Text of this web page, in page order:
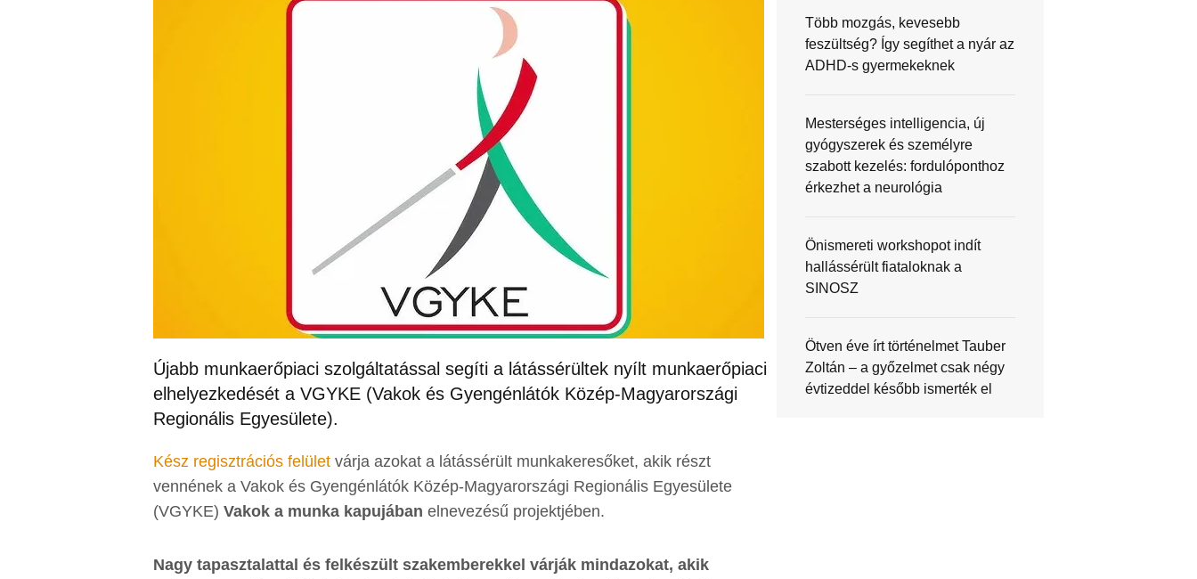
Újabb munkaerőpiaci szolgáltatással segíti a látássérültek nyílt munkaerőpiaci
elhelyezkedését a VGYKE (Vakok és Gyengénlátók Közép-Magyarországi
Regionális Egyesülete).
Kész regisztrációs felület várja azokat a látássérült munkakeresőket, akik részt
vennének a Vakok és Gyengénlátók Közép-Magyarországi Regionális Egyesülete
(VGYKE) Vakok a munka kapujában elnevezésű projektjében.
Nagy tapasztalattal és felkészült szakemberekkel várják mindazokat, akik
Több mozgás, kevesebb
feszültség? Így segíthet a nyár az
ADHD-s gyermekeknek
Mesterséges intelligencia, új
gyógyszerek és személyre
szabott kezelés: fordulóponthoz
érkezhet a neurológia
Önismereti workshopot indít
hallássérült fiataloknak a
SINOSZ
Ötven éve írt történelmet Tauber
Zoltán – a győzelmet csak négy
évtizeddel később ismerték el